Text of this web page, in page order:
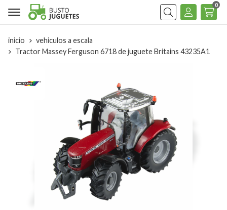
Buscar
0
inicio
vehiculos a escala
Tractor Massey Ferguson 6718 de juguete Britains 43235A1